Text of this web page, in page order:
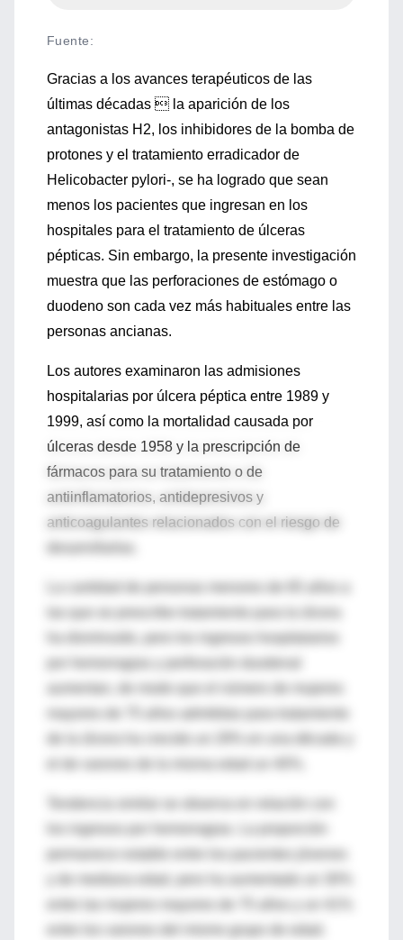
Fuente:
Gracias a los avances terapéuticos de las
últimas décadas  la aparición de los
antagonistas H2, los inhibidores de la bomba de
protones y el tratamiento erradicador de
Helicobacter pylori-, se ha logrado que sean
menos los pacientes que ingresan en los
hospitales para el tratamiento de úlceras
pépticas. Sin embargo, la presente investigación
muestra que las perforaciones de estómago o
duodeno son cada vez más habituales entre las
personas ancianas.
Los autores examinaron las admisiones
hospitalarias por úlcera péptica entre 1989 y
1999, así como la mortalidad causada por
úlceras desde 1958 y la prescripción de
fármacos para su tratamiento o de
antiinflamatorios, antidepresivos y
anticoagulantes relacionados con el riesgo de
ha disminuido, pero los ingresos hospitalarios
por hemorragias y perforación duodenal
mayores de 75 años admitidas para tratamiento
los ingresos por hemorragias. La proporción
entre las mujeres mayores de 75 años y un 41%
entre los varones del mismo grupo de edad.